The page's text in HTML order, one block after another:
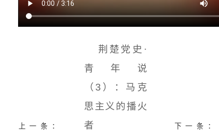
上一条：
荆楚党史·
青年说
（3）：马克
思主义的播火
者
下一条：